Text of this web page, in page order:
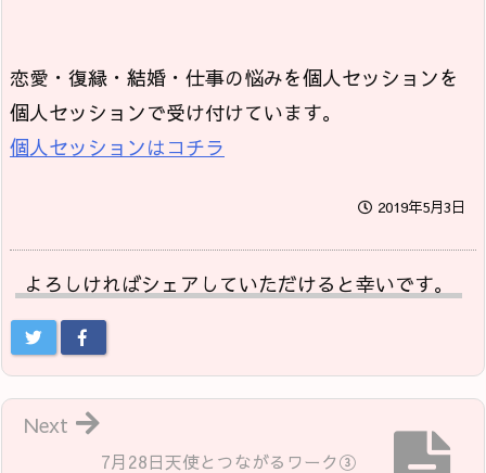
恋愛・復縁・結婚・仕事の悩みを個人セッションを
個人セッションで受け付けています。
個人セッションはコチラ
2019年5月3日
よろしければシェアしていただけると幸いです。
7月28日天使とつながるワーク③
Next